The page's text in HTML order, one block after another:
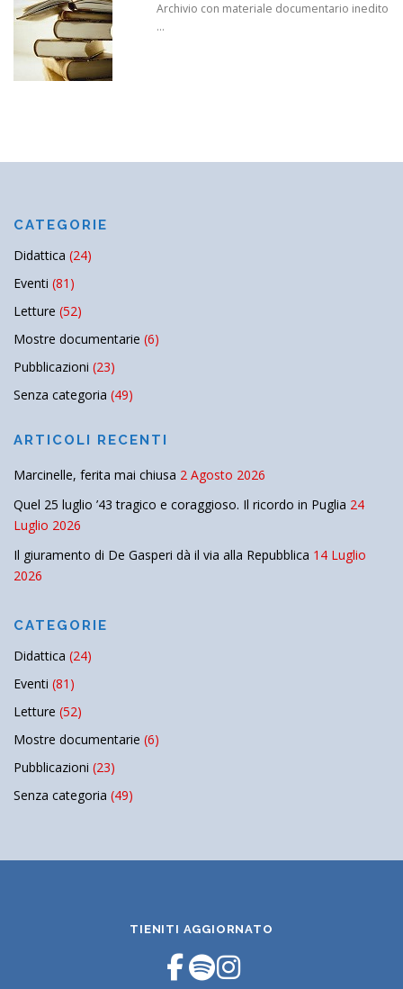
Archivio con materiale documentario inedito
...
CATEGORIE
Didattica (24)
Eventi (81)
Letture (52)
Mostre documentarie (6)
Pubblicazioni (23)
Senza categoria (49)
ARTICOLI RECENTI
Marcinelle, ferita mai chiusa 2 Agosto 2026
Quel 25 luglio ’43 tragico e coraggioso. Il ricordo in Puglia 24
Luglio 2026
Il giuramento di De Gasperi dà il via alla Repubblica 14 Luglio
2026
CATEGORIE
Didattica (24)
Eventi (81)
Letture (52)
Mostre documentarie (6)
Pubblicazioni (23)
Senza categoria (49)
TIENITI AGGIORNATO